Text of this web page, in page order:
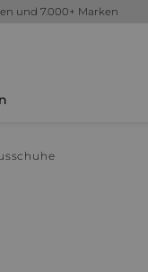
und 7.000+ Marken